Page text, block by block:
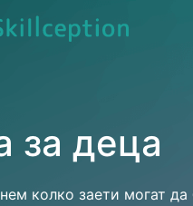
за деца
колко заети могат да